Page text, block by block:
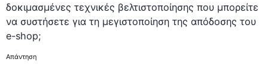
δοκιμασμένες τεχνικές βελτιστοποίησης που μπορείτε
να συστήσετε για τη μεγιστοποίηση της απόδοσης του
e-shop;
Απάντηση